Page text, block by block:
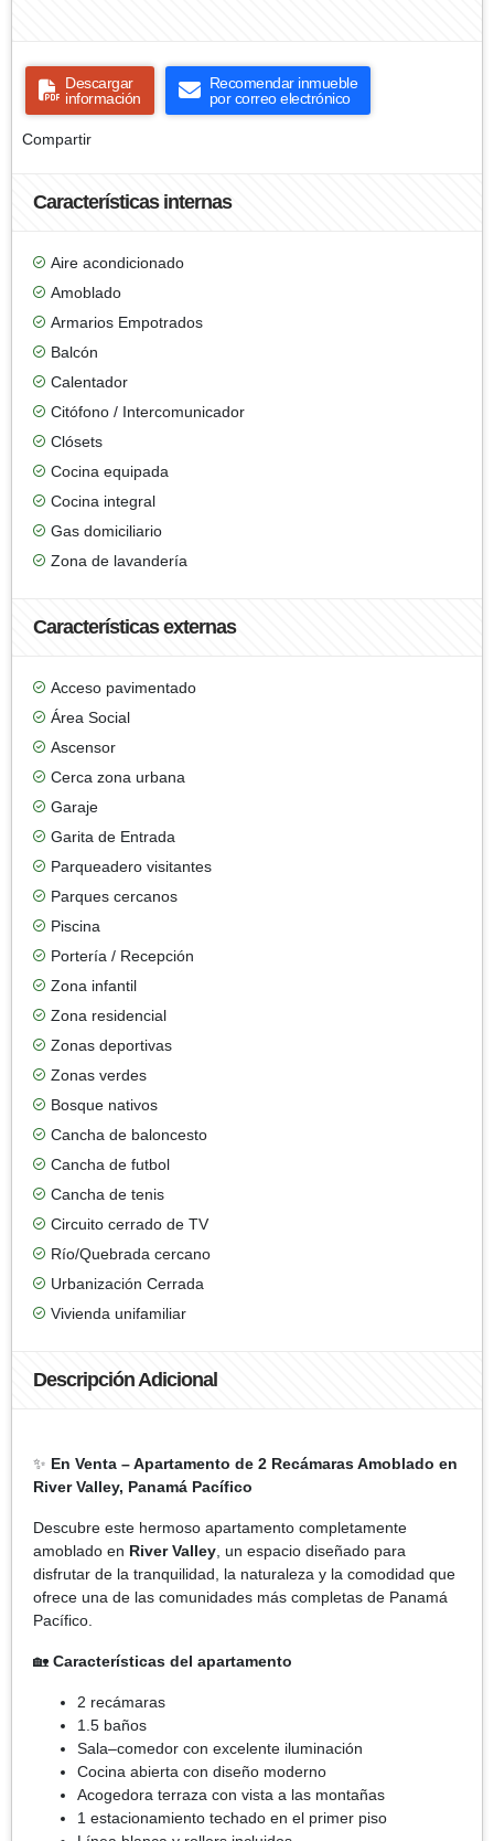
Descargar
información
Recomendar inmueble
por correo electrónico
Compartir
Características internas
Aire acondicionado
Amoblado
Armarios Empotrados
Balcón
Calentador
Citófono / Intercomunicador
Clósets
Cocina equipada
Cocina integral
Gas domiciliario
Zona de lavandería
Características externas
Acceso pavimentado
Área Social
Ascensor
Cerca zona urbana
Garaje
Garita de Entrada
Parqueadero visitantes
Parques cercanos
Piscina
Portería / Recepción
Zona infantil
Zona residencial
Zonas deportivas
Zonas verdes
Bosque nativos
Cancha de baloncesto
Cancha de futbol
Cancha de tenis
Circuito cerrado de TV
Río/Quebrada cercano
Urbanización Cerrada
Vivienda unifamiliar
Descripción Adicional
✨ En Venta – Apartamento de 2 Recámaras Amoblado en
River Valley, Panamá Pacífico
Descubre este hermoso apartamento completamente
amoblado en River Valley , un espacio diseñado para
disfrutar de la tranquilidad, la naturaleza y la comodidad que
ofrece una de las comunidades más completas de Panamá
Pacífico.
🏡 Características del apartamento
2 recámaras
1.5 baños
Sala–comedor con excelente iluminación
Cocina abierta con diseño moderno
Acogedora terraza con vista a las montañas
1 estacionamiento techado en el primer piso